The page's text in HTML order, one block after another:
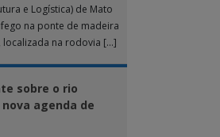
e Logística) de Mato
na ponte de madeira
localizada na rodovia […]
sobre o rio
agenda de